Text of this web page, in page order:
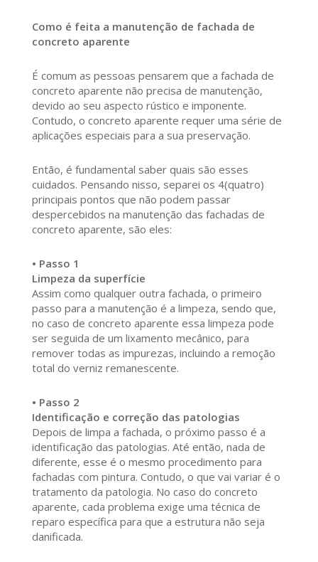
Como é feita a manutenção de fachada de
concreto aparente
É comum as pessoas pensarem que a fachada de
concreto aparente não precisa de manutenção,
devido ao seu aspecto rústico e imponente.
Contudo, o concreto aparente requer uma série de
aplicações especiais para a sua preservação.
Então, é fundamental saber quais são esses
cuidados. Pensando nisso, separei os 4(quatro)
principais pontos que não podem passar
despercebidos na manutenção das fachadas de
concreto aparente, são eles:
• Passo 1
Limpeza da superfície
Assim como qualquer outra fachada, o primeiro
passo para a manutenção é a limpeza, sendo que,
no caso de concreto aparente essa limpeza pode
ser seguida de um lixamento mecânico, para
remover todas as impurezas, incluindo a remoção
total do verniz remanescente.
• Passo 2
Identificação e correção das patologias
Depois de limpa a fachada, o próximo passo é a
identificação das patologias. Até então, nada de
diferente, esse é o mesmo procedimento para
fachadas com pintura. Contudo, o que vai variar é o
tratamento da patologia. No caso do concreto
aparente, cada problema exige uma técnica de
reparo específica para que a estrutura não seja
danificada.